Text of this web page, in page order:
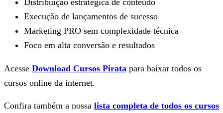
Distribuição estratégica de conteúdo
Execução de lançamentos de sucesso
Marketing PRO sem complexidade técnica
Foco em alta conversão e resultados
Acesse Download Cursos Pirata para baixar todos os
cursos online da internet.
Confira também a nossa lista completa de todos os cursos